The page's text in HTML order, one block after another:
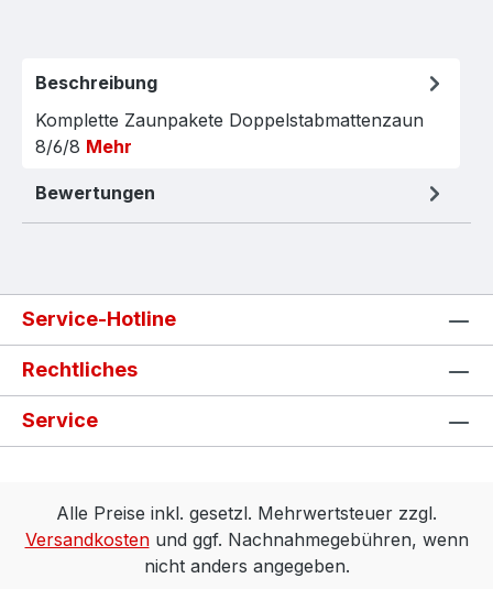
Beschreibung
Komplette Zaunpakete Doppelstabmattenzaun
8/6/8 Mehr
Bewertungen
Service-Hotline
Rechtliches
Service
Alle Preise inkl. gesetzl. Mehrwertsteuer zzgl.
Versandkostenund ggf. Nachnahmegebühren, wenn
nicht anders angegeben.